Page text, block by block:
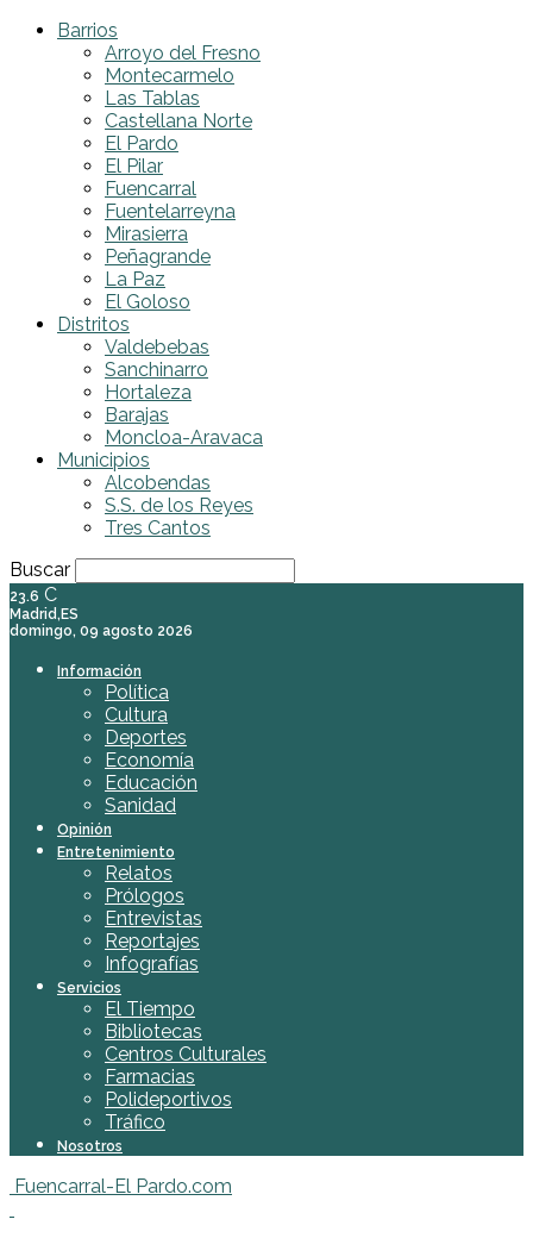
Barrios
Arroyo del Fresno
Montecarmelo
Las Tablas
Castellana Norte
El Pardo
El Pilar
Fuencarral
Fuentelarreyna
Mirasierra
Peñagrande
La Paz
El Goloso
Distritos
Valdebebas
Sanchinarro
Hortaleza
Barajas
Moncloa-Aravaca
Municipios
Alcobendas
S.S. de los Reyes
Tres Cantos
Buscar
23.6 C
Madrid,ES
domingo, 09 agosto 2026
Información
Política
Cultura
Deportes
Economía
Educación
Sanidad
Opinión
Entretenimiento
Relatos
Prólogos
Entrevistas
Reportajes
Infografías
Servicios
El Tiempo
Bibliotecas
Centros Culturales
Farmacias
Polideportivos
Tráfico
Nosotros
Fuencarral-El Pardo.com